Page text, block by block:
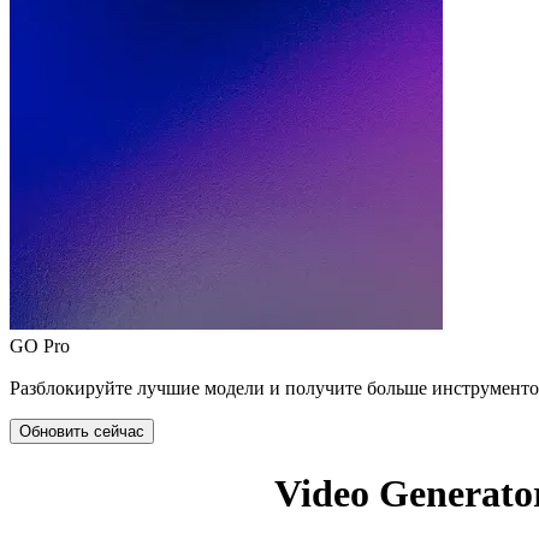
GO Pro
Разблокируйте лучшие модели и получите больше
Обновить сейчас
Video